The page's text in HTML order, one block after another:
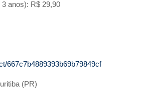
anos): R$ 29,90
667c7b4889393b69b79849cf
(PR)